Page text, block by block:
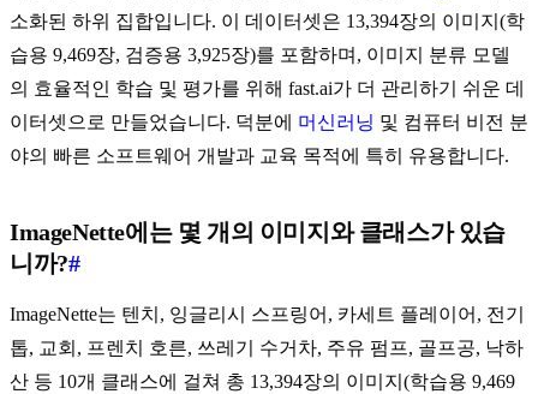
소화된 하위 집합입니다. 이 데이터셋은 13,394장의 이미지(학
습용 9,469장, 검증용 3,925장)를 포함하며, 이미지 분류 모델
의 효율적인 학습 및 평가를 위해 fast.ai가 더 관리하기 쉬운 데
이터셋으로 만들었습니다. 덕분에 머신러닝 및 컴퓨터 비전 분
야의 빠른 소프트웨어 개발과 교육 목적에 특히 유용합니다.
ImageNette에는 몇 개의 이미지와 클래스가 있습
니까?#
ImageNette는 텐치, 잉글리시 스프링어, 카세트 플레이어, 전기
톱, 교회, 프렌치 호른, 쓰레기 수거차, 주유 펌프, 골프공, 낙하
산 등 10개 클래스에 걸쳐 총 13,394장의 이미지(학습용 9,469